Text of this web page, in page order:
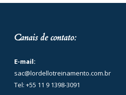
Canais de contato:
E-mail:
sac@lordellotreinamento.com.br
Tel: +55 11 9 1398-3091